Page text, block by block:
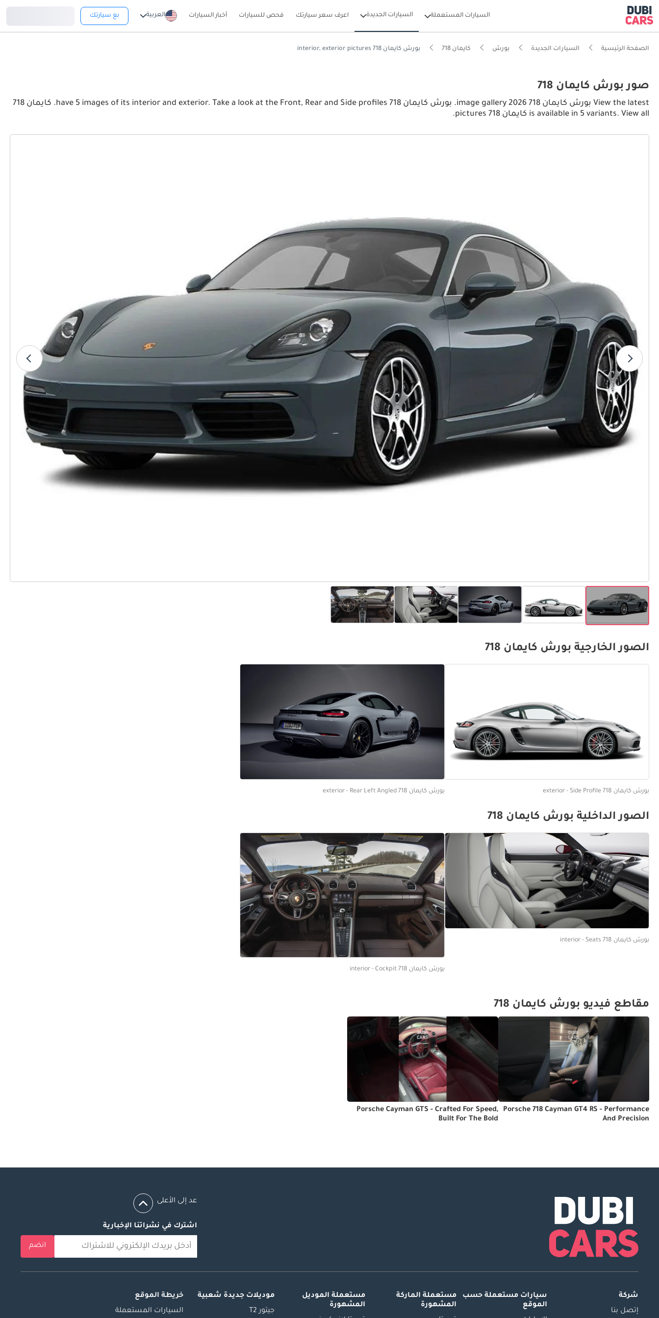
السيارات المستعملة السيارات الجديدة اعرف سعر سيارتك فحص للسيارات أخبار السيارات العربية بع سيارتك
الصفحة الرئيسية السيارات الجديدة بورش كايمان 718 بورش كايمان 718 interior, exterior pictures
صور بورش كايمان 718
View the latest بورش كايمان 718 2026 image gallery. بورش كايمان 718 have 5 images of its interior and exterior. Take a look at the Front, Rear and Side profiles. كايمان 718
is available in 5 variants. View all كايمان 718 pictures.
الصور الخارجية بورش كايمان 718
بورش كايمان 718 exterior - Side Profile بورش كايمان 718 exterior - Rear Left Angled
الصور الداخلية بورش كايمان 718
بورش كايمان 718 interior - Seats
بورش كايمان 718 interior - Cockpit
مقاطع فيديو بورش كايمان 718
Porsche 718 Cayman GT4 RS - Performance
And Precision
Porsche Cayman GTS - Crafted For Speed,
Built For The Bold
عد إلى الأعلى
اشترك في نشراتنا الإخبارية
انضم
شركة
إتصل بنا
سيارات مستعملة حسب
الموقع
مستعملة الماركة
المشهورة
مستعملة الموديل
المشهورة
موديلات جديدة شعبية
جيتور T2
خريطة الموقع
السيارات المستعملة